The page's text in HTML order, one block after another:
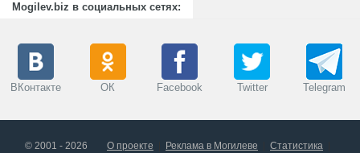
Mogilev.biz в социальных сетях:
ВКонтакте ОК Facebook Twitter Telegram
© 2001 - 2026 О проекте Реклама в Могилеве
Статистика